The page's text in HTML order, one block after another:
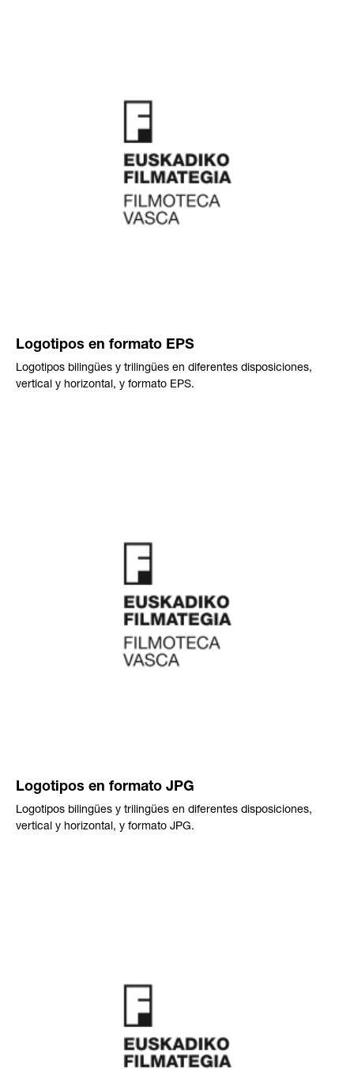
Logotipos en formato EPS
Logotipos bilingües y trilingües en diferentes disposiciones,
vertical y horizontal, y formato EPS.
Logotipos en formato JPG
Logotipos bilingües y trilingües en diferentes disposiciones,
vertical y horizontal, y formato JPG.